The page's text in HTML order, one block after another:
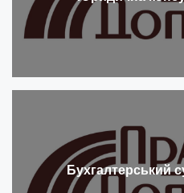
Бухгалтерський